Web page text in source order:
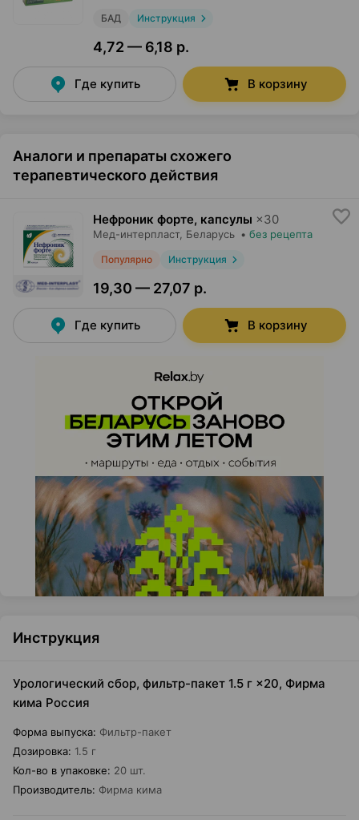
БАД Инструкция
4,72 — 6,18 р.
Где купить В корзину
Аналоги и препараты схожего
терапевтического действия
Нефроник форте, капсулы ×30
Мед-интерпласт, Беларусь • без рецепта
Популярно Инструкция
19,30 — 27,07 р.
Где купить В корзину
Инструкция
Урологический сбор, фильтр-пакет 1.5 г ×20, Фирма
кима Россия
Форма выпуска: Фильтр-пакет
Дозировка: 1.5 г
Кол-во в упаковке: 20 шт.
Производитель: Фирма кима